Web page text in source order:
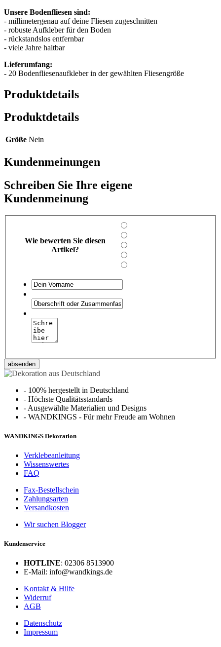
Unsere Bodenfliesen sind:
- millimetergenau auf deine Fliesen zugeschnitten
- robuste Aufkleber für den Boden
- rückstandslos entfernbar
- viele Jahre haltbar
Lieferumfang:
- 20 Bodenfliesenaufkleber in der gewählten Fliesengröße
Produktdetails
Produktdetails
Größe Nein
Kundenmeinungen
Schreiben Sie Ihre eigene
Kundenmeinung
Wie bewerten Sie diesen
Artikel?
absenden
- 100% hergestellt in Deutschland
- Höchste Qualitätsstandards
- Ausgewählte Materialien und Designs
- WANDKINGS - Für mehr Freude am Wohnen
WANDKINGS Dekoration
Verklebeanleitung
Wissenswertes
FAQ
Fax-Bestellschein
Zahlungsarten
Versandkosten
Wir suchen Blogger
Kundenservice
HOTLINE: 02306 8513900
E-Mail: info@wandkings.de
Kontakt & Hilfe
Widerruf
AGB
Datenschutz
Impressum